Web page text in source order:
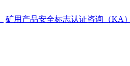
矿用产品安全标志认证咨询（KA）